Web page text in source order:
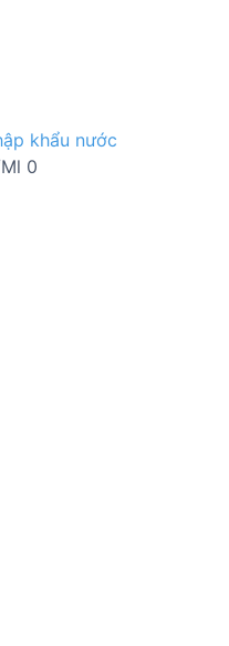
khẩu nước
0